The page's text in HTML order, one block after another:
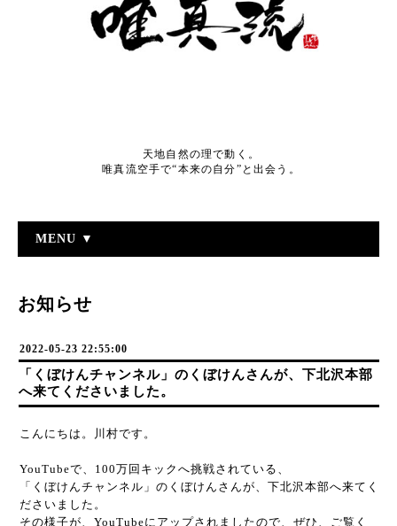
天地自然の理で動く。
唯真流空手で“本来の自分”と出会う。
MENU ▼
お知らせ
2022-05-23 22:55:00
「くぼけんチャンネル」のくぼけんさんが、下北沢本部
へ来てくださいました。
こんにちは。川村です。
YouTubeで、100万回キックへ挑戦されている、
「くぼけんチャンネル」のくぼけんさんが、下北沢本部へ来てく
ださいました。
その様子が、YouTubeにアップされましたので、ぜひ、ご覧く